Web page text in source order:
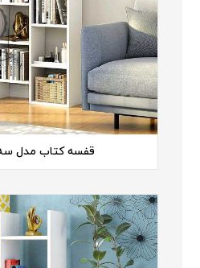
قفسه کتاب مدل